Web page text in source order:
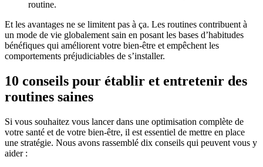
routine.
Et les avantages ne se limitent pas à ça. Les routines contribuent à
un mode de vie globalement sain en posant les bases d’habitudes
bénéfiques qui améliorent votre bien-être et empêchent les
comportements préjudiciables de s’installer.
10 conseils pour établir et entretenir des
routines saines
Si vous souhaitez vous lancer dans une optimisation complète de
votre santé et de votre bien-être, il est essentiel de mettre en place
une stratégie. Nous avons rassemblé dix conseils qui peuvent vous y
aider :